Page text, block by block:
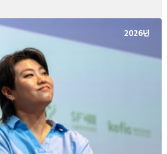
2026년